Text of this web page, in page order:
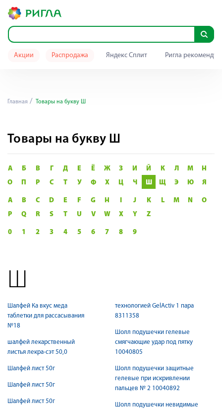
Акции Распродажа Яндекс Сплит Ригла
Главная Товары на букву Ш
Товары на букву Ш
А Б В Г Д Е Ё Ж З И Й К Л М
Н
О
П Р С Т У Ф Х Ц Ч Ш Щ Э Ю Я
A B C D E F G H I J K L M N
O
P
Q R S T U V W X Y Z
0 1 2 3 4 5 6 7 8 9
Ш
Шалфей Ка вкус меда
таблетки для рассасывания
№18
шалфей лекарственный
листья лекра-сэт 50,0
Шалфей лист 50г
Шалфей лист 50г
Шалфей лист 50г
технологией GelActiv 1 пара
8311358
Шолл подушечки гелевые
смягчающие удар под пятку
10040805
Шолл подушечки защитные
гелевые при искривлении
пальцев № 2 10040892
Шолл подушечки невидимые